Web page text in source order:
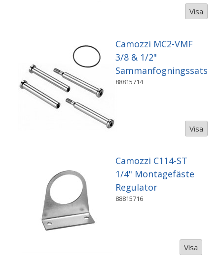
Visa
Camozzi MC2-VMF
3/8 & 1/2"
Sammanfogningssats
88815714
Visa
Camozzi C114-ST
1/4" Montagefäste
Regulator
88815716
Visa